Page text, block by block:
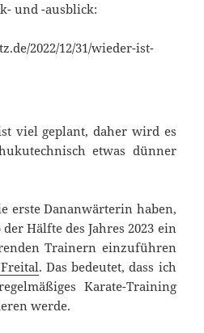
und -ausblick:
2022/12/31/wieder-ist-
viel geplant, daher wird es
etwas dünner
erste Dananwärterin haben,
Hälfte des Jahres 2023 ein
Trainern einzuführen
. Das bedeutet, dass ich
Karate-Training
werde.